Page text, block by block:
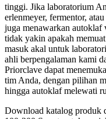
tinggi. Jika laboratorium
erlenmeyer, fermentor,
juga menawarkan autoklaf
tidak yakin apakah
masuk akal untuk
ahli berpengalaman kami
Priorclave dapat
tim Anda, dengan pilihan
hingga autoklaf melewati
Download katalog produk